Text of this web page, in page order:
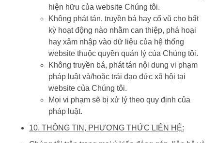
hiện hữu của website Chúng tôi.
Không phát tán, truyền bá hay cổ vũ cho bất
kỳ hoạt động nào nhằm can thiệp, phá hoại
hay xâm nhập vào dữ liệu của hệ thống
website thuộc quyền quản lý của Chúng tôi.
Không truyền bá, phát tán nội dung vi phạm
pháp luật và/hoặc trái đạo đức xã hội tại
website của Chúng tôi.
Mọi vi phạm sẽ bị xử lý theo quy định của
pháp luật.
10. THÔNG TIN, PHƯƠNG THỨC LIÊN HỆ: